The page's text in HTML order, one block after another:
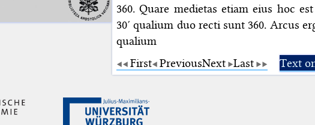
360. Quare medietas etiam eius hoc
30′ qualium duo recti sunt 360. Arcus
qualium
First PreviousNext Last Text